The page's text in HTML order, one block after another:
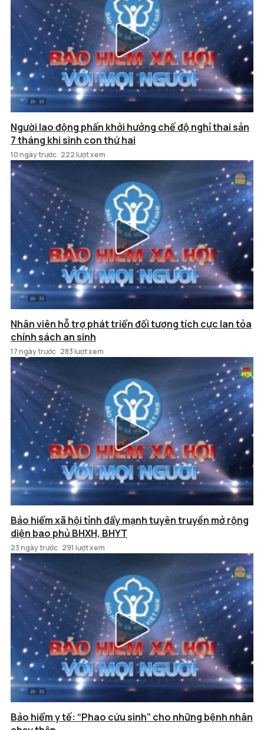
Người lao động phấn khởi hưởng chế độ nghỉ thai sản
7 tháng khi sinh con thứ hai
10 ngày trước 222 lượt xem
Nhân viên hỗ trợ phát triển đối tượng tích cực lan tỏa
chính sách an sinh
17 ngày trước 283 lượt xem
Bảo hiểm xã hội tỉnh đẩy mạnh tuyên truyền mở rộng
diện bao phủ BHXH, BHYT
23 ngày trước 291 lượt xem
Bảo hiểm y tế: “Phao cứu sinh” cho những bệnh nhân